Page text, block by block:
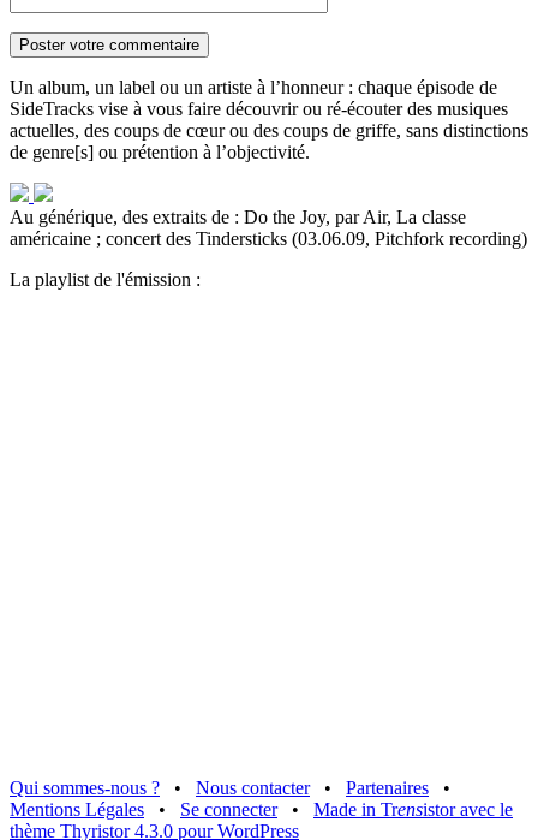
Un album, un label ou un artiste à l’honneur : chaque épisode de
SideTracks vise à vous faire découvrir ou ré-écouter des musiques
actuelles, des coups de cœur ou des coups de griffe, sans distinctions
de genre[s] ou prétention à l’objectivité.
Au générique, des extraits de : Do the Joy, par Air, La classe
américaine ; concert des Tindersticks (03.06.09, Pitchfork recording)
La playlist de l'émission :
Qui sommes-nous ? • Nous contacter • Partenaires
•
Mentions Légales
• Se connecter • Made in Trensistor avec le
thème Thyristor 4.3.0 pour WordPress